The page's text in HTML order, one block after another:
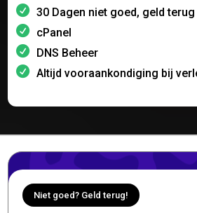
30 Dagen niet goed, geld terug
cPanel
DNS Beheer
Altijd vooraankondiging bij
Niet goed? Geld terug!